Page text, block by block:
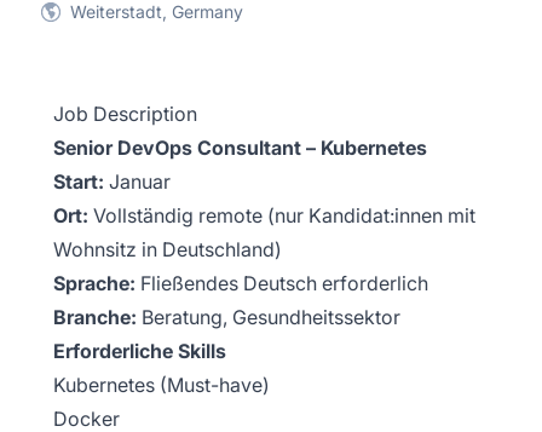
Weiterstadt, Germany
Job Description
Senior DevOps Consultant – Kubernetes
Start: Januar
Ort: Vollständig remote (nur Kandidat:innen mit
Wohnsitz in Deutschland)
Sprache: Fließendes Deutsch erforderlich
Branche: Beratung, Gesundheitssektor
Erforderliche Skills
Kubernetes (Must-have)
Docker